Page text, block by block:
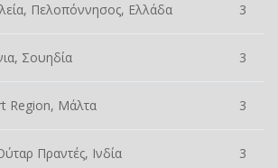
Πελοπόννησος, Ελλάδα 3
Σουηδία 3
Region, Μάλτα 3
Πραντές, Ινδία 3